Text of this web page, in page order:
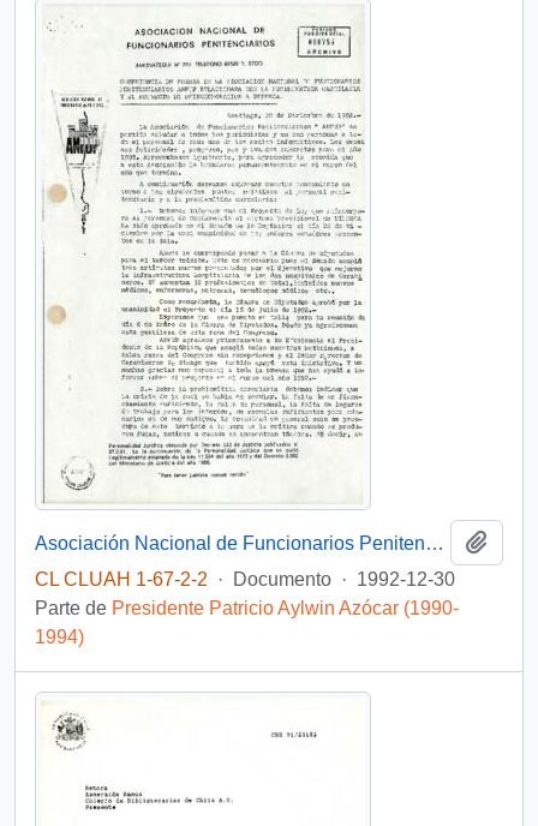
Asociación Nacional de Funcionarios Penitenciarios
CL CLUAH 1-67-2-2
· Documento · 1992-12-30
Parte de Presidente Patricio Aylwin Azócar (1990-
1994)